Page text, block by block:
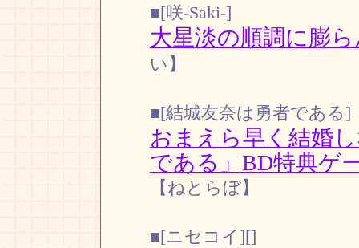
■[咲-Saki-]
大星淡の順調に膨
い】
■[結城友奈は勇者である]
おまえら早く結婚
である」BD特典ゲ
【ねとらぼ】
■[ニセコイ][]